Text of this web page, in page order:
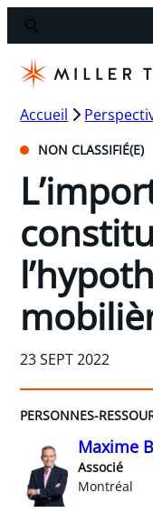
Accueil
NON CLASSIFIÉ(E)
23 SEPT 2022
PERSONNES-
Maxime
Associé
Montréal